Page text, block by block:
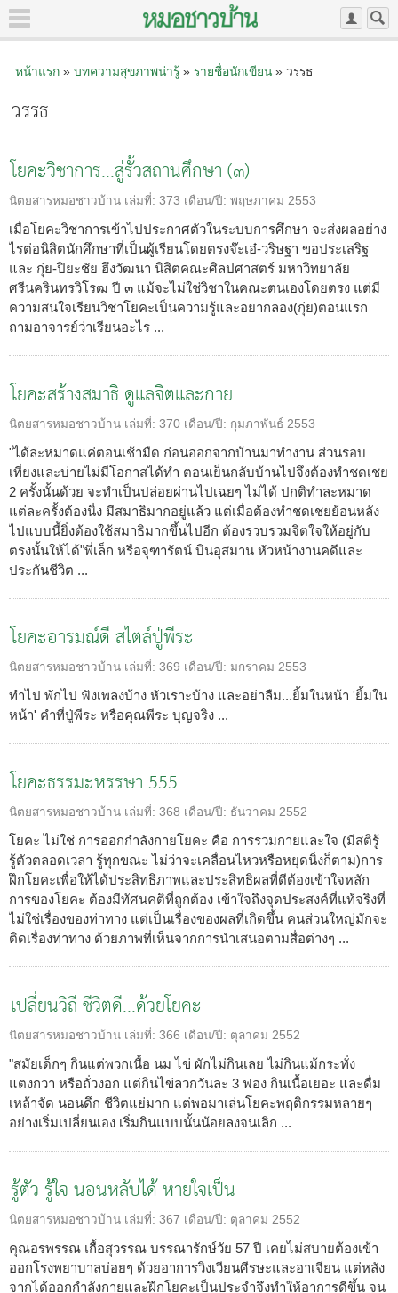
หน้าแรก» บทความสุขภาพน่ารู้» รายชื่อนักเขียน» วรรธ
วรรธ
โยคะวิชาการ...สู่รั้วสถานศึกษา (๓)
นิตยสารหมอชาวบ้าน เล่มที่: 373 เดือน/ปี: พฤษภาคม 2553
เมื่อโยคะวิชาการเข้าไปประกาศตัวในระบบการศึกษา จะส่งผลอย่าง
ไรต่อนิสิตนักศึกษาที่เป็นผู้เรียนโดยตรงจ๊ะเอ๋-วริษฐา ขอประเสริฐ
และ กุ่ย-ปิยะชัย ฮึงวัฒนา นิสิตคณะศิลปศาสตร์ มหาวิทยาลัย
ศรีนครินทรวิโรฒ ปี ๓ แม้จะไม่ใช่วิชาในคณะตนเองโดยตรง แต่มี
ความสนใจเรียนวิชาโยคะเป็นความรู้และอยากลอง(กุ่ย)ตอนแรก
ถามอาจารย์ว่าเรียนอะไร ...
โยคะสร้างสมาธิ ดูแลจิตและกาย
นิตยสารหมอชาวบ้าน เล่มที่: 370 เดือน/ปี: กุมภาพันธ์ 2553
"ได้ละหมาดแค่ตอนเช้ามืด ก่อนออกจากบ้านมาทำงาน ส่วนรอบ
เที่ยงและบ่ายไม่มีโอกาสได้ทำ ตอนเย็นกลับบ้านไปจึงต้องทำชดเชย
2 ครั้งนั้นด้วย จะทำเป็นปล่อยผ่านไปเฉยๆ ไม่ได้ ปกติทำละหมาด
แต่ละครั้งต้องนิ่ง มีสมาธิมากอยู่แล้ว แต่เมื่อต้องทำชดเชยย้อนหลัง
ไปแบบนี้ยิ่งต้องใช้สมาธิมากขึ้นไปอีก ต้องรวบรวมจิตใจให้อยู่กับ
ตรงนั้นให้ได้"พี่เล็ก หรือจุฑารัตน์ บินอุสมาน หัวหน้างานคดีและ
ประกันชีวิต ...
โยคะอารมณ์ดี สไตล์ปู่พีระ
นิตยสารหมอชาวบ้าน เล่มที่: 369 เดือน/ปี: มกราคม 2553
ทำไป พักไป ฟังเพลงบ้าง หัวเราะบ้าง และอย่าลืม...ยิ้มในหน้า 'ยิ้มใน
หน้า' คำที่ปู่พีระ หรือคุณพีระ บุญจริง ...
โยคะธรรมะหรรษา 555
นิตยสารหมอชาวบ้าน เล่มที่: 368 เดือน/ปี: ธันวาคม 2552
โยคะ ไม่ใช่ การออกกำลังกายโยคะ คือ การรวมกายและใจ (มีสติรู้
รู้ตัวตลอดเวลา รู้ทุกขณะ ไม่ว่าจะเคลื่อนไหวหรือหยุดนิ่งก็ตาม)การ
ฝึกโยคะเพื่อให้ได้ประสิทธิภาพและประสิทธิผลที่ดีต้องเข้าใจหลัก
การของโยคะ ต้องมีทัศนคติที่ถูกต้อง เข้าใจถึงจุดประสงค์ที่แท้จริงที่
ไม่ใช่เรื่องของท่าทาง แต่เป็นเรื่องของผลที่เกิดขึ้น คนส่วนใหญ่มักจะ
ติดเรื่องท่าทาง ด้วยภาพที่เห็นจากการนำเสนอตามสื่อต่างๆ ...
เปลี่ยนวิถี ชีวิตดี...ด้วยโยคะ
นิตยสารหมอชาวบ้าน เล่มที่: 366 เดือน/ปี: ตุลาคม 2552
"สมัยเด็กๆ กินแต่พวกเนื้อ นม ไข่ ผักไม่กินเลย ไม่กินแม้กระทั่ง
แตงกวา หรือถั่วงอก แต่กินไข่ลวกวันละ 3 ฟอง กินเนื้อเยอะ และดื่ม
เหล้าจัด นอนดึก ชีวิตแย่มาก แต่พอมาเล่นโยคะพฤติกรรมหลายๆ
อย่างเริ่มเปลี่ยนเอง เริ่มกินแบบนั้นน้อยลงจนเลิก ...
รู้ตัว รู้ใจ นอนหลับได้ หายใจเป็น
นิตยสารหมอชาวบ้าน เล่มที่: 367 เดือน/ปี: ตุลาคม 2552
คุณอรพรรณ เกื้อสุวรรณ บรรณารักษ์วัย 57 ปี เคยไม่สบายต้องเข้า
ออกโรงพยาบาลบ่อยๆ ด้วยอาการวิงเวียนศีรษะและอาเจียน แต่หลัง
จากได้ออกกำลังกายและฝึกโยคะเป็นประจำจึงทำให้อาการดีขึ้น จน